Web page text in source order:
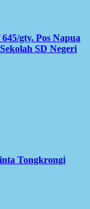
gty. Pos Napua
SD Negeri
Tongkrongi